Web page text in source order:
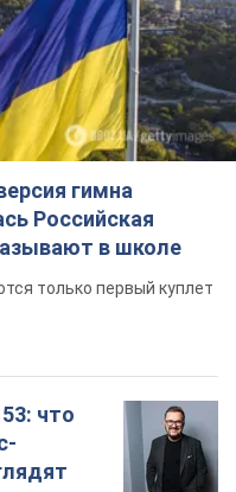
гимна
Российская
в школе
только первый куплет
что